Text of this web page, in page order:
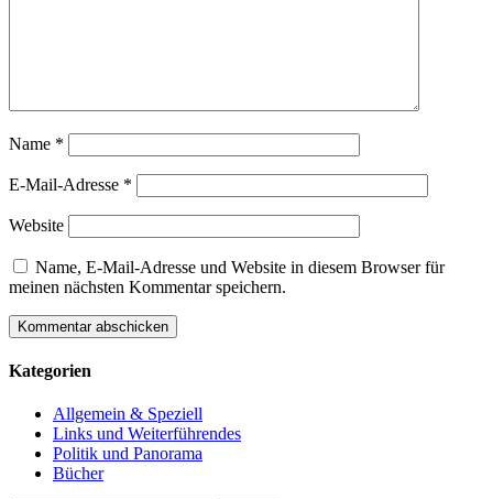
Name *
E-Mail-Adresse *
Website
Name, E-Mail-Adresse und Website in diesem Browser für
meinen nächsten Kommentar speichern.
Kategorien
Allgemein & Speziell
Links und Weiterführendes
Politik und Panorama
Bücher